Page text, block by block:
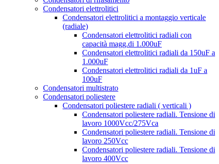
Condensatori elettrolitici
Condensatori elettrolitici a montaggio verticale
(radiale)
Condensatori elettrolitici radiali con
capacità magg.di 1.000uF
Condensatori elettrolitici radiali da 150uF a
1.000uF
Condensatori elettrolitici radiali da 1uF a
100uF
Condensatori multistrato
Condensatori poliestere
Condensatori poliestere radiali ( verticali )
Condensatori poliestere radiali. Tensione di
lavoro 1000Vcc/275Vca
Condensatori poliestere radiali. Tensione di
lavoro 250Vcc
Condensatori poliestere radiali. Tensione di
lavoro 400Vcc